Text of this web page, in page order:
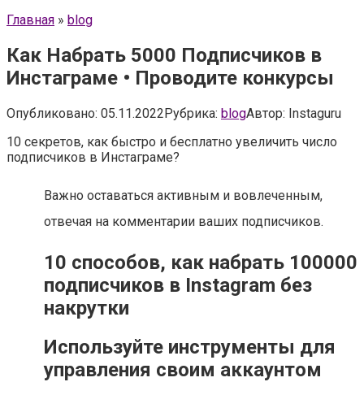
Главная » blog
Как Набрать 5000 Подписчиков в
Инстаграме • Проводите конкурсы
Опубликовано: 05.11.2022Рубрика: blogАвтор: Instaguru
10 секретов, как быстро и бесплатно увеличить число
подписчиков в Инстаграме?
Важно оставаться активным и вовлеченным,
отвечая на комментарии ваших подписчиков.
10 способов, как набрать 100000
подписчиков в Instagram без
накрутки
Используйте инструменты для
управления своим аккаунтом